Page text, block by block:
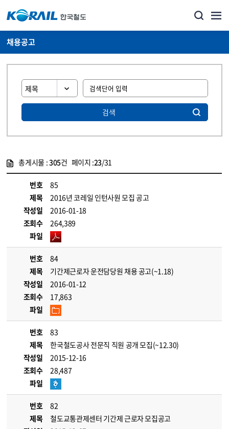
채용공고
검색
총게시물 :305건 페이지 :23/31
번호
85
제목
2016년 코레일 인턴사원 모집 공고
작성일
2016-01-18
조회수
264,389
파일
번호
84
제목
기간제근로자 운전담당원 채용 공고(~1.18)
작성일
2016-01-12
조회수
17,863
파일
번호
83
제목
한국철도공사 전문직 직원 공개 모집(~12.30)
작성일
2015-12-16
조회수
28,487
파일
번호
82
제목
철도교통관제센터 기간제 근로자 모집공고